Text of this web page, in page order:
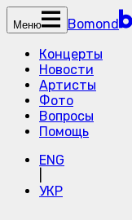
Меню
Bomond
Концерты
Новости
Артисты
Фото
Вопросы
Помощь
ENG
УКР